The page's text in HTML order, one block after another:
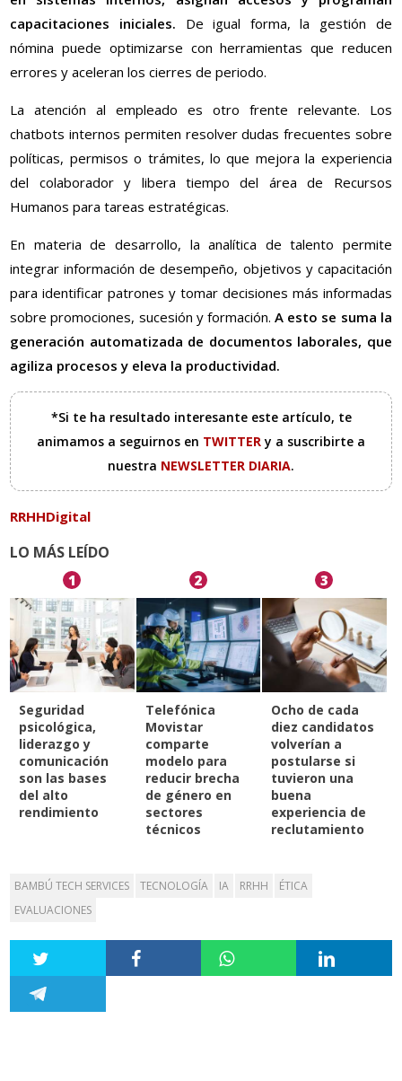
capacitaciones iniciales. De igual forma, la gestión de
nómina puede optimizarse con herramientas que reducen
errores y aceleran los cierres de periodo.
La atención al empleado es otro frente relevante. Los
chatbots internos permiten resolver dudas frecuentes sobre
políticas, permisos o trámites, lo que mejora la experiencia
del colaborador y libera tiempo del área de Recursos
Humanos para tareas estratégicas.
En materia de desarrollo, la analítica de talento permite
integrar información de desempeño, objetivos y capacitación
para identificar patrones y tomar decisiones más informadas
sobre promociones, sucesión y formación.A esto se suma la
generación automatizada de documentos laborales, que
agiliza procesos y eleva la productividad.
*Si te ha resultado interesante este artículo, te
animamos a seguirnos en TWITTERy a suscribirte a
nuestra NEWSLETTER DIARIA.
RRHHDigital
LO MÁS LEÍDO
1
Seguridad
psicológica,
liderazgo y
comunicación
son las bases
del alto
rendimiento
2
Telefónica
Movistar
comparte
modelo para
reducir brecha
de género en
sectores
técnicos
3
Ocho de cada
diez candidatos
volverían a
postularse si
tuvieron una
buena
experiencia de
reclutamiento
BAMBÚ TECH SERVICES TECNOLOGÍA IA RRHH
ÉTICA
EVALUACIONES